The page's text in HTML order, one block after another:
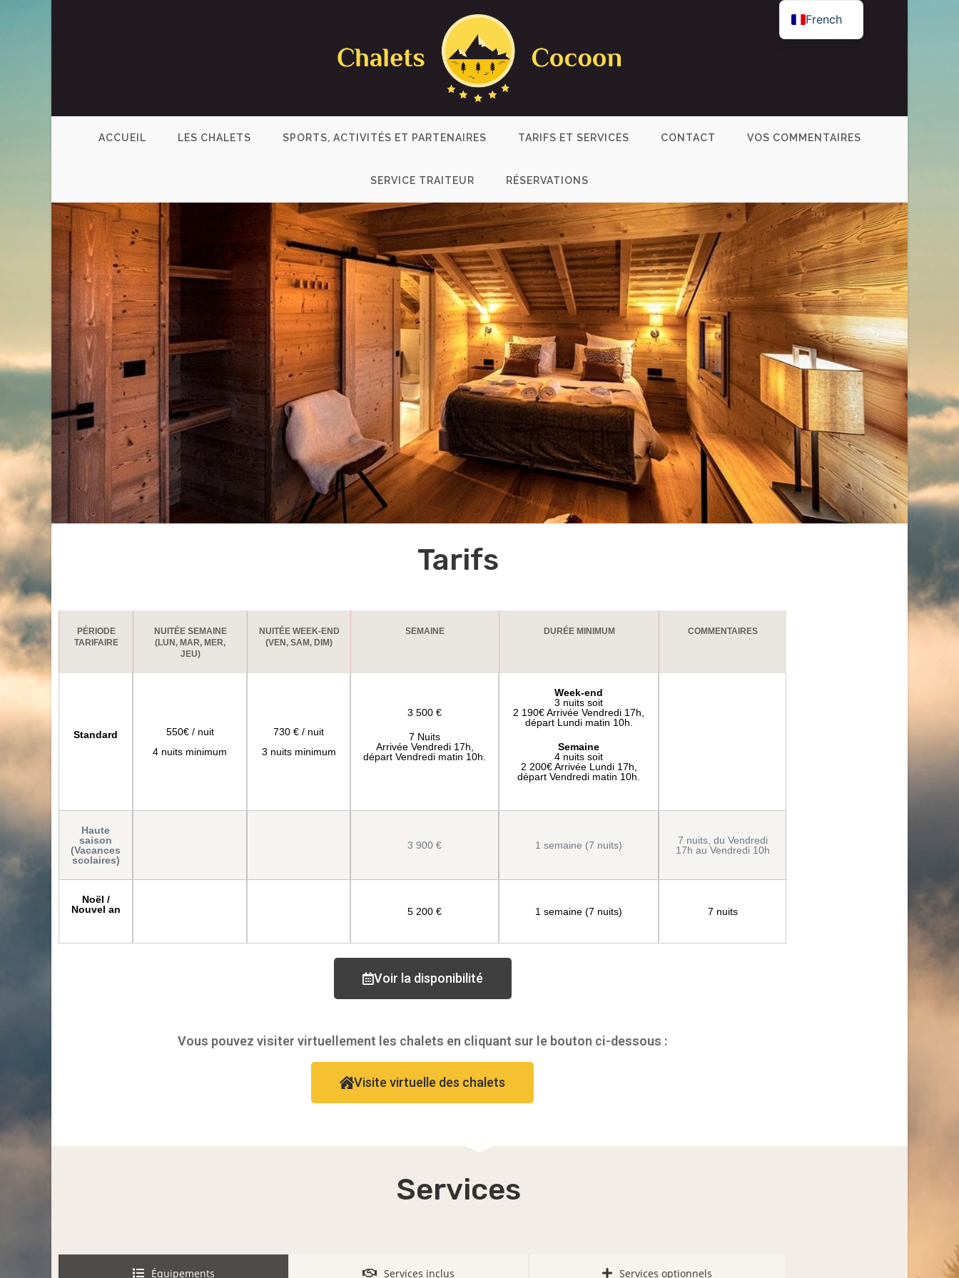
ACCUEIL LES CHALETS SPORTS, ACTIVITÉS ET PARTENAIRES TARIFS ET SERVICES CONTACT VOS COMMENTAIRES
SERVICE TRAITEUR RÉSERVATIONS
Tarifs
PÉRIODE
TARIFAIRE
NUITÉE SEMAINE
(LUN, MAR, MER,
JEU)
NUITÉE WEEK-END
(VEN, SAM, DIM)
SEMAINE DURÉE MINIMUM COMMENTAIRES
Standard
550€ / nuit
4 nuits minimum
730 € / nuit
3 nuits minimum
3 500 €
7 Nuits
Arrivée Vendredi 17h,
départ Vendredi matin 10h.
Week-end
3 nuits soit
2 190€ Arrivée Vendredi 17h,
départ Lundi matin 10h.
Semaine
4 nuits soit
2 200€ Arrivée Lundi 17h,
départ Vendredi matin 10h.
Haute
saison
(Vacances
scolaires)
3 900 € 1 semaine (7 nuits)
7 nuits, du Vendredi
17h au Vendredi 10h
Noël /
Nouvel an
5 200 € 1 semaine (7 nuits) 7 nuits
Voir la disponibilité
Vous pouvez visiter virtuellement les chalets en cliquant sur le bouton ci-dessous :
Visite virtuelle des chalets
Services
Équipements Services inclus Services optionnels
French
English